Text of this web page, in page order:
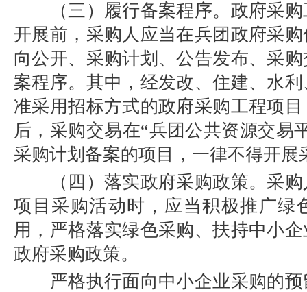
（三）履行备案程序。政府采
开展前，采购人应当在兵团政府采
向公开、采购计划、公告发布、采
案程序。其中，经发改、住建、水
准采用招标方式的政府采购工程项
后，采购交易在“兵团公共资源交易
采购计划备案的项目，一律不得开展
（四）落实政府采购政策。采
项目采购活动时，应当积极推广绿
用，严格落实绿色采购、扶持中小
政府采购政策。
严格执行面向中小企业采购的